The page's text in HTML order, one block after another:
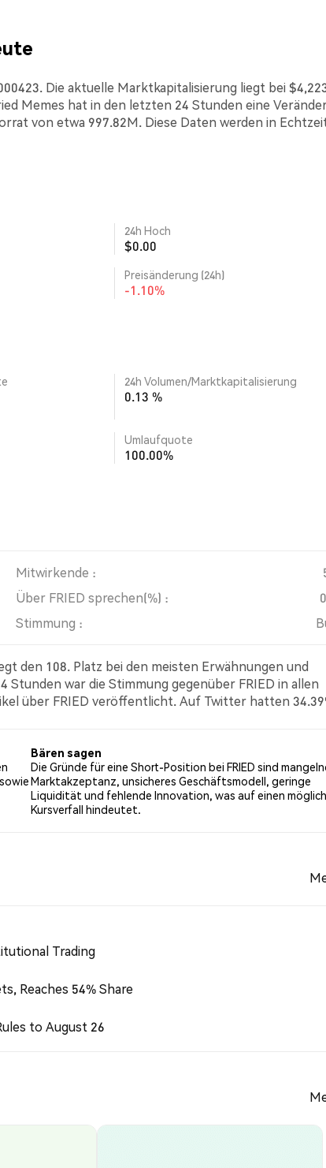
Die aktuelle Marktkapitalisierung liegt bei
Memes hat in den letzten 24 Stunden eine
von etwa 997.82M. Diese Daten werden in
24h Hoch
$0.00
Preisänderung (24h)
-1.10%
24h Volumen/Marktkapitalisierung
0.13 %
Umlaufquote
100.00%
Mitwirkende :
Über FRIED sprechen(%) :
Stimmung :
den 108. Platz bei den meisten Erwähnungen und
war die Stimmung gegenüber FRIED in allen
über FRIED veröffentlicht. Auf Twitter hatten
Bären sagen
Die Gründe für eine Short-Position bei FRIED sind
Marktakzeptanz, unsicheres Geschäftsmodell, geringe
Liquidität und fehlende Innovation, was auf einen
Kursverfall hindeutet.
Trading
Reaches 54% Share
to August 26